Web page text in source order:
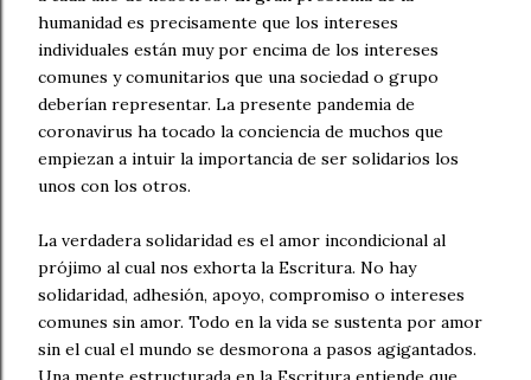
humanidad es precisamente que los intereses
individuales están muy por encima de los intereses
comunes y comunitarios que una sociedad o grupo
deberían representar. La presente pandemia de
coronavirus ha tocado la conciencia de muchos que
empiezan a intuir la importancia de ser solidarios los
unos con los otros.
La verdadera solidaridad es el amor incondicional al
prójimo al cual nos exhorta la Escritura. No hay
solidaridad, adhesión, apoyo, compromiso o intereses
comunes sin amor. Todo en la vida se sustenta por amor
sin el cual el mundo se desmorona a pasos agigantados.